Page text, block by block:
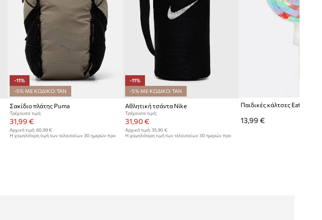
-11%
-5% ΜΕ ΚΩΔΙΚΟ: TAN
Σακίδιο πλάτης Puma
Τρέχουσα τιμή:
31,99 €
Αρχική τιμή: 60,99 €
Η χαμηλότερη τιμή των τελευταίων 30 ημερών προ
-11%
-5% ΜΕ ΚΩΔΙΚΟ: TAN
Αθλητική τσάντα Nike
Τρέχουσα τιμή:
31,90 €
Αρχική τιμή:35,90 €
Η χαμηλότερη τιμή των τελευταίων 30 ημερών προ
13,99 €